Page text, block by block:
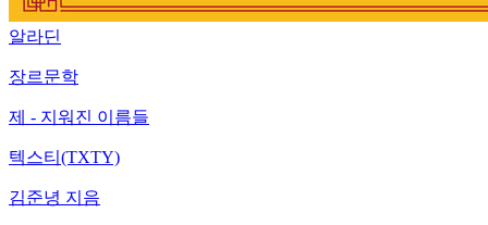
알라딘
장르문학
제 - 지워진 이름들
텍스티(TXTY)
김준녕 지음